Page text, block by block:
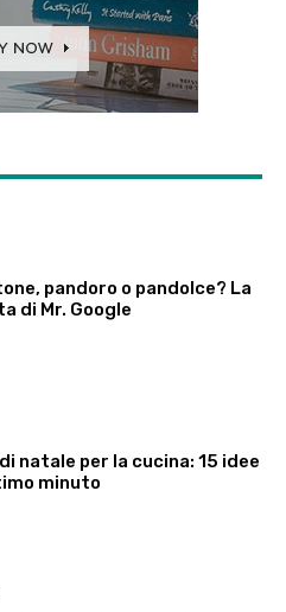
pandoro o pandolce? La
di Mr. Google
natale per la cucina: 15 idee
minuto